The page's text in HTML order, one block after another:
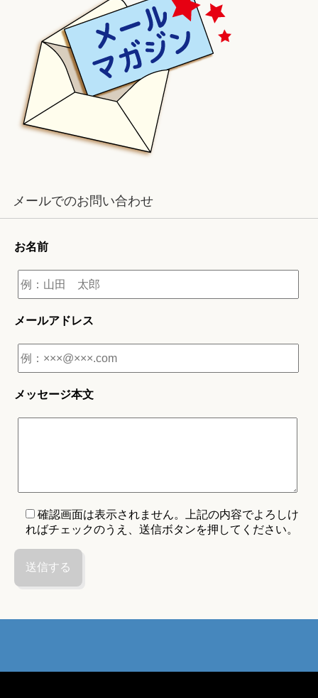
メールでのお問い合わせ
お名前
メールアドレス
メッセージ本文
確認画面は表示されません。上記の内容でよろしけ
ればチェックのうえ、送信ボタンを押してください。